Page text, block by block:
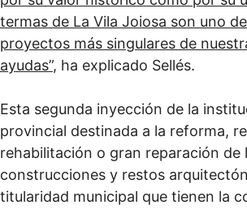
termas de La Vila Joiosa son uno
proyectos más singulares de
ayudas”, ha explicado Sellés.
Esta segunda inyección de la
provincial destinada a la reforma,
rehabilitación o gran reparación de
construcciones y restos
titularidad municipal que tienen la